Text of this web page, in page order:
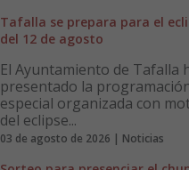
Tafalla se prepara para el
del 12 de agosto
El Ayuntamiento de Tafalla
presentado la
especial organizada con
del eclipse...
03 de agosto de 2026 | Noticias